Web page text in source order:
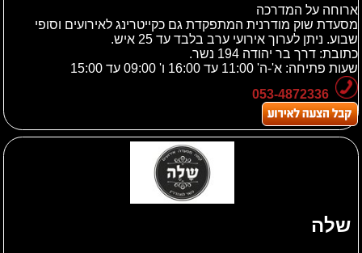
ארוחה על המדרכה
מסעדת שוק מודרנית המתפקדת גם כקייטרינג לאירועים וסופי
שבוע. ניתן לערוך אירועי ערב בלבד עד 25 איש.
כתובת: דרך בר יהודה 194 נשר.
שעות פתיחה: א'-ה' 11:00 עד 16:00 ו' 09:00 עד 15:00
053-4872336
שלה